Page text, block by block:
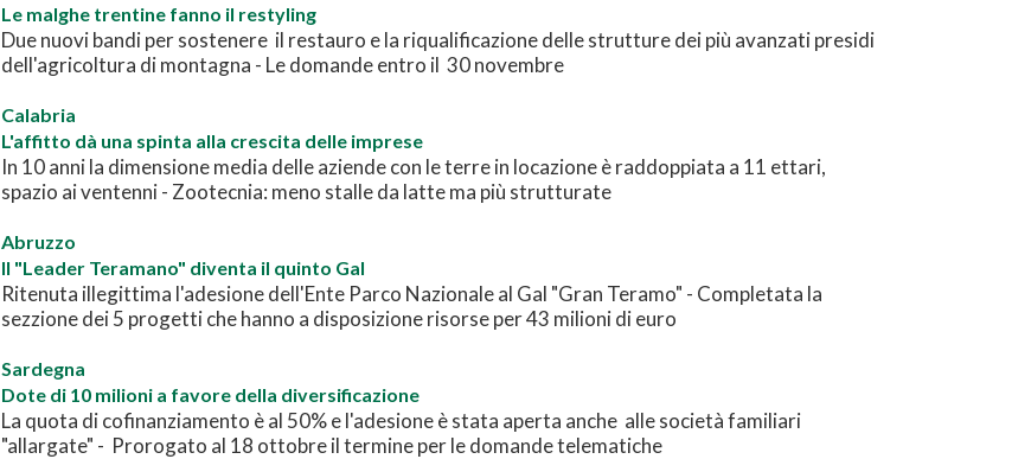
Le malghe trentine fanno il restyling
Due nuovi bandi per sostenere il restauro e la riqualificazione delle strutture dei più avanzati presidi
dell'agricoltura di montagna - Le domande entro il 30 novembre
Calabria
L'affitto dà una spinta alla crescita delle imprese
In 10 anni la dimensione media delle aziende con le terre in locazione è raddoppiata a 11 ettari,
spazio ai ventenni - Zootecnia: meno stalle da latte ma più strutturate
Abruzzo
Il "Leader Teramano" diventa il quinto Gal
Ritenuta illegittima l'adesione dell'Ente Parco Nazionale al Gal "Gran Teramo" - Completata la
sezzione dei 5 progetti che hanno a disposizione risorse per 43 milioni di euro
Sardegna
Dote di 10 milioni a favore della diversificazione
La quota di cofinanziamento è al 50% e l'adesione è stata aperta anche alle società familiari
"allargate" - Prorogato al 18 ottobre il termine per le domande telematiche